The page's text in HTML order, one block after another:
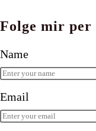
Folge mir per
Name
Email